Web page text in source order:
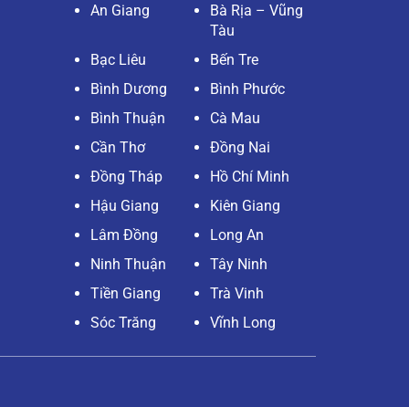
An Giang
Bà Rịa – Vũng
Tàu
Bạc Liêu
Bến Tre
Bình Dương
Bình Phước
Bình Thuận
Cà Mau
Cần Thơ
Đồng Nai
Đồng Tháp
Hồ Chí Minh
Hậu Giang
Kiên Giang
Lâm Đồng
Long An
Ninh Thuận
Tây Ninh
Tiền Giang
Trà Vinh
Sóc Trăng
Vĩnh Long